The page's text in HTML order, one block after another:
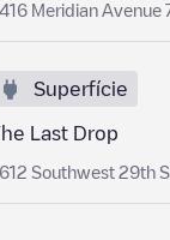
Meridian Avenue
Superfície
Last Drop
Southwest 29th